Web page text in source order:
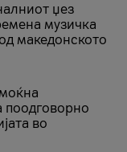
џез
музичка
македонското
поодговорно
во